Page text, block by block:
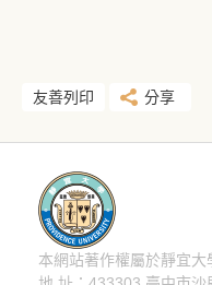
友善列印 分享
本網站著作權屬於靜宜大